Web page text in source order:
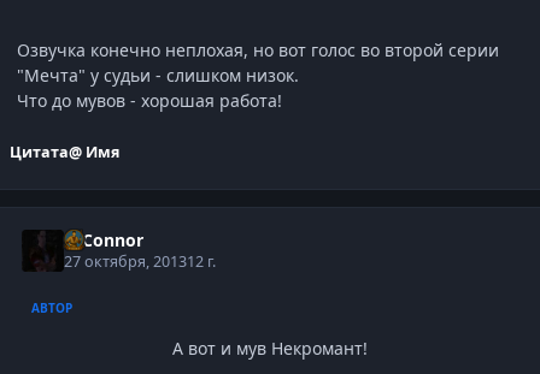
Озвучка конечно неплохая, но вот голос во второй серии
"Мечта" у судьи - слишком низок.
Что до мувов - хорошая работа!
Цитата@ Имя
O'Connor
27 октября, 201312 г.
АВТОР
А вот и мув Некромант!